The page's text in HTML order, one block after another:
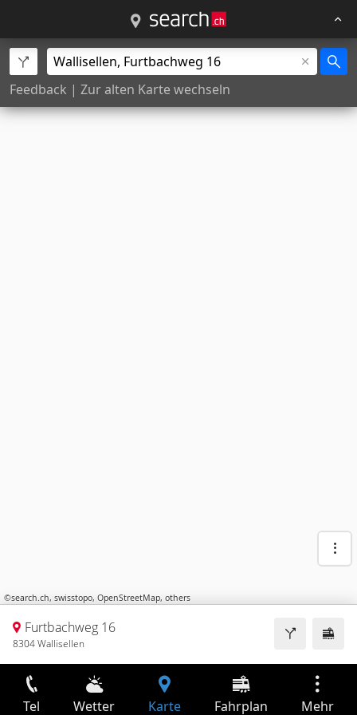
Feedback | Zur alten Karte wechseln
©search.ch, swisstopo, OpenStreetMap, others
Furtbachweg 16
8304 Wallisellen
Tel Wetter Karte Fahrplan Mehr